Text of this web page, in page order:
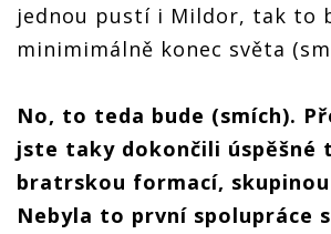
jednou pustí i Mildor, tak to
minimimálně konec světa
No, to teda bude (smích).
jste taky dokončili úspěšné
bratrskou formací, skupinou
Nebyla to první spolupráce